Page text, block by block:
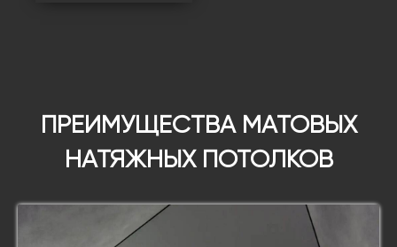
ПРЕИМУЩЕСТВА МАТОВЫХ
НАТЯЖНЫХ ПОТОЛКОВ